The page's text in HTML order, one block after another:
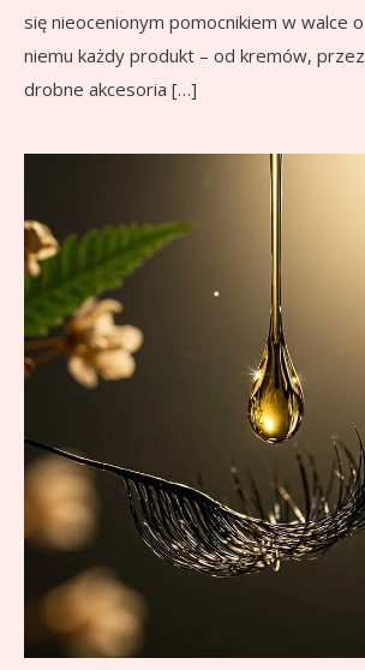
się nieocenionym pomocnikiem w walce
niemu każdy produkt – od kremów,
drobne akcesoria […]